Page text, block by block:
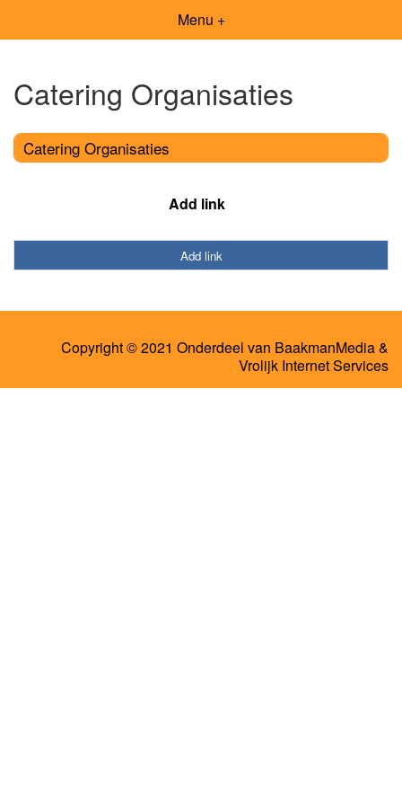
Menu +
Catering Organisaties
Catering Organisaties
Add link
Add link
Copyright © 2021 Onderdeel van BaakmanMedia&
Vrolijk Internet Services